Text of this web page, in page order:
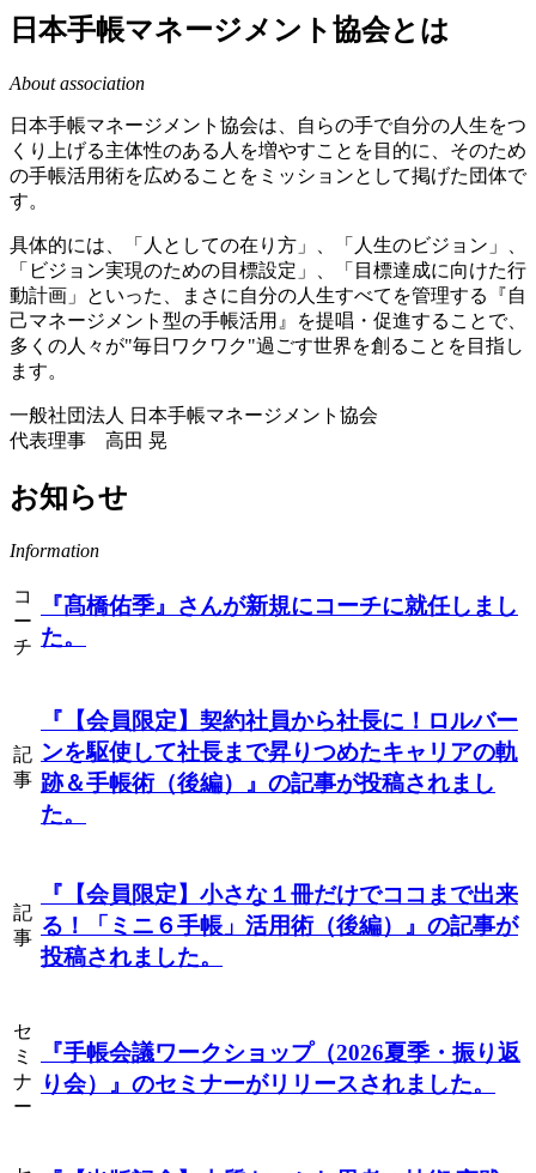
日本手帳マネージメント協会とは
About association
日本手帳マネージメント協会は、自らの手で自分の人生をつ
くり上げる主体性のある人を増やすことを目的に、そのため
の手帳活用術を広めることをミッションとして掲げた団体で
す。
具体的には、「人としての在り方」、「人生のビジョン」、
「ビジョン実現のための目標設定」、「目標達成に向けた行
動計画」といった、まさに自分の人生すべてを管理する『自
己マネージメント型の手帳活用』を提唱・促進することで、
多くの人々が"毎日ワクワク"過ごす世界を創ることを目指し
ます。
一般社団法人 日本手帳マネージメント協会
代表理事 高田 晃
お知らせ
Information
コ
ー
チ
『髙橋佑季』 さんが新規にコーチに就任しまし
た。
記
事
『【会員限定】契約社員から社長に！ロルバー
ンを駆使して社長まで昇りつめたキャリアの軌
跡＆手帳術（後編）』 の記事が投稿されまし
た。
記
事
『【会員限定】小さな１冊だけでココまで出来
る！「ミニ６手帳」活用術（後編）』 の記事が
投稿されました。
セ
ミ
ナ
ー
『手帳会議ワークショップ（2026夏季・振り返
り会）』 のセミナーがリリースされました。